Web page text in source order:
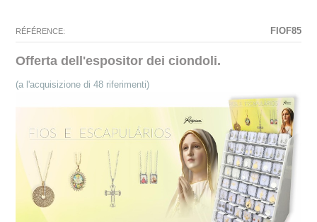
momento.
RÉFÉRENCE: FIOF85
Offerta dell'espositor dei ciondoli.
(a l'acquisizione di 48 riferimenti)